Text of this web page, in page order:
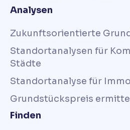
Analysen
Zukunftsorientierte
Standortanalysen für
Städte
Standortanalyse für
Grundstückspreis
Finden